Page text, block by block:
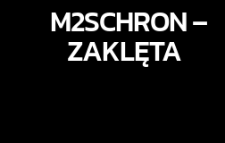
M2SCHRON –
ZAKLĘTA